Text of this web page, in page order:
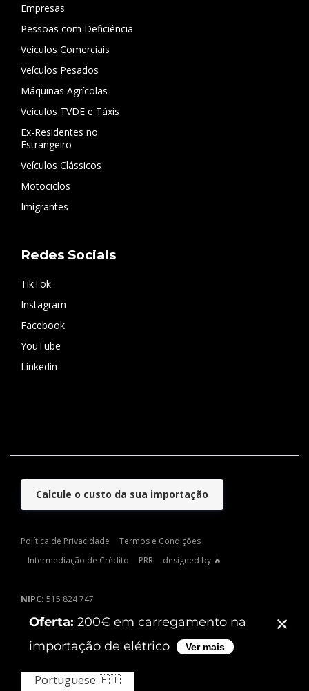
Empresas
Pessoas com Deficiência
Veículos Comerciais
Veículos Pesados
Máquinas Agrícolas
Veículos TVDE e Táxis
Ex-Residentes no
Estrangeiro
Veículos Clássicos
Motociclos
Imigrantes
Redes Sociais
TikTok
Instagram
Facebook
YouTube
Linkedin
Calcule o custo da sua importação
Política de Privacidade
Termos e Condições
Intermediação de Crédito
PRR designed by 🔥
NIPC: 515 824 747
Sede:Rua de Campolide, nº 209, 1070-029, Lisboa
Escritório Lisboa:Rua Camilo Castelo Branco nº2, 4º esquerdo
1150-084 Lisboa
Portuguese 🇵🇹